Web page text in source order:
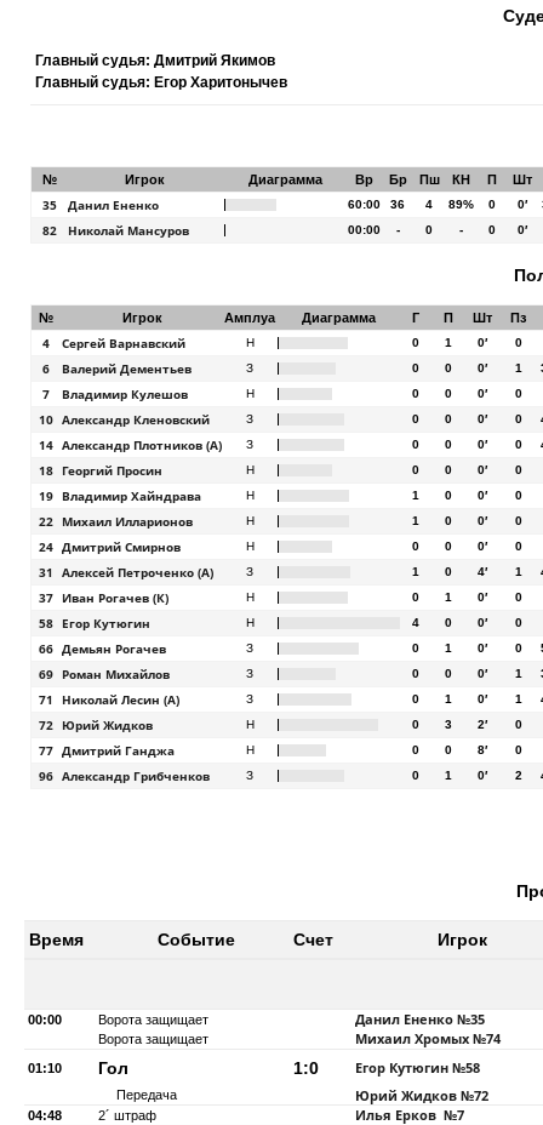
Главный судья: Дмитрий Якимов
Главный судья: Егор Харитонычев
№ Игрок Диаграмма Вр Бр Пш КН П Шт
35 Данил Ененко 60:00 36 4 89% 0 0′
82 Николай Мансуров 00:00 - 0 - 0 0′
№ Игрок Амплуа Диаграмма Г П Шт Пз
4 Сергей Варнавский Н 0 1 0′ 0
6 Валерий Дементьев З 0 0 0′ 1
7 Владимир Кулешов Н 0 0 0′ 0
10 Александр Кленовский З 0 0 0′ 0
14 Александр Плотников (А) З 0 0 0′ 0
18 Георгий Просин Н 0 0 0′ 0
19 Владимир Хайндрава Н 1 0 0′ 0
22 Михаил Илларионов Н 1 0 0′ 0
24 Дмитрий Смирнов Н 0 0 0′ 0
31 Алексей Петроченко (А) З 1 0 4′ 1
37 Иван Рогачев (К) Н 0 1 0′ 0
58 Егор Кутюгин Н 4 0 0′ 0
66 Демьян Рогачев З 0 1 0′ 0
69 Роман Михайлов З 0 0 0′ 1
71 Николай Лесин (А) З 0 1 0′ 1
72 Юрий Жидков Н 0 3 2′ 0
77 Дмитрий Ганджа Н 0 0 8′ 0
96 Александр Грибченков З 0 1 0′ 2
Время Событие Счет Игрок
00:00 Ворота защищает Данил Ененко №35
Ворота защищает Михаил Хромых №74
01:10 Гол 1:0 Егор Кутюгин №58
Передача Юрий Жидков №72
04:48 2´ штраф Илья Ерков №7